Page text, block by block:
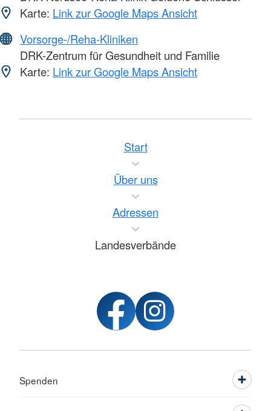
Karte: Link zur Google Maps Ansicht
Vorsorge-/Reha-Kliniken
DRK-Zentrum für Gesundheit und Familie
Karte: Link zur Google Maps Ansicht
Start
Über uns
Adressen
Landesverbände
Spenden